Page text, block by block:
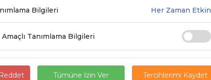
Bilgileri Her Zaman Etkin
Tanımlama Bilgileri
Tümüne İzin Ver Tercihlerimi Kaydet